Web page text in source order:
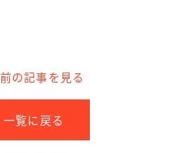
前の記事を見る
一覧に戻る